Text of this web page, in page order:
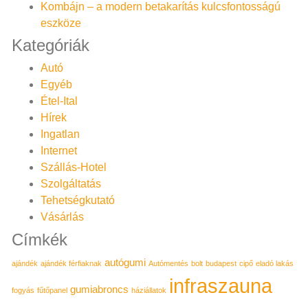
Kombájn – a modern betakarítás kulcsfontosságú
eszköze
Kategóriák
Autó
Egyéb
Étel-Ital
Hírek
Ingatlan
Internet
Szállás-Hotel
Szolgáltatás
Tehetségkutató
Vásárlás
Címkék
ajándék ajándék férfiaknak autógumi Autómentés bolt budapest cipő eladó lakás
fogyás fűtőpanel gumiabroncs háziállatok infraszauna